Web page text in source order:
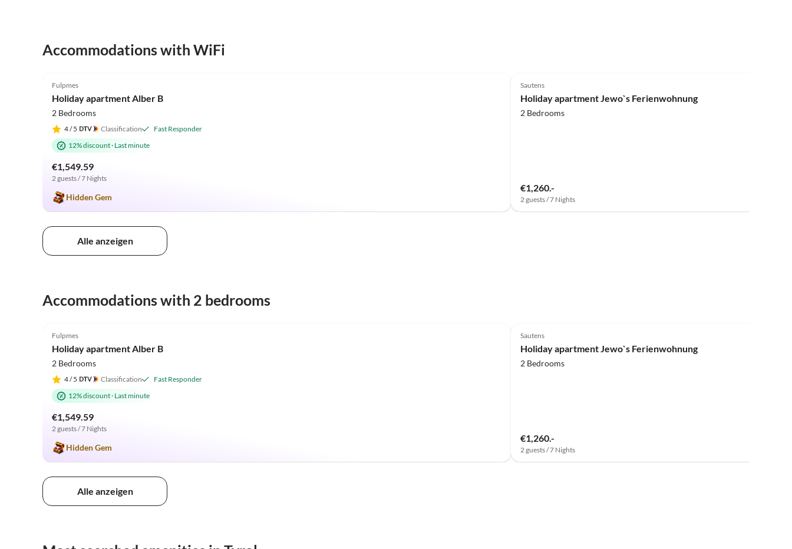
Accommodations with WiFi
Fulpmes
Holiday apartment Alber B
2 Bedrooms
4/ 5 Classification
Fast Responder
12% discount· Last minute
€1,549.59
2 guests / 7 Nights
Hidden Gem
Sautens
Holiday apartment Jewo`s Ferienwohnung
2 Bedrooms
€1,260.-
2 guests / 7 Nights
Alle anzeigen
Accommodations with 2 bedrooms
Fulpmes
Holiday apartment Alber B
2 Bedrooms
4/ 5 Classification
Fast Responder
12% discount· Last minute
€1,549.59
2 guests / 7 Nights
Hidden Gem
Sautens
Holiday apartment Jewo`s Ferienwohnung
2 Bedrooms
€1,260.-
2 guests / 7 Nights
Alle anzeigen